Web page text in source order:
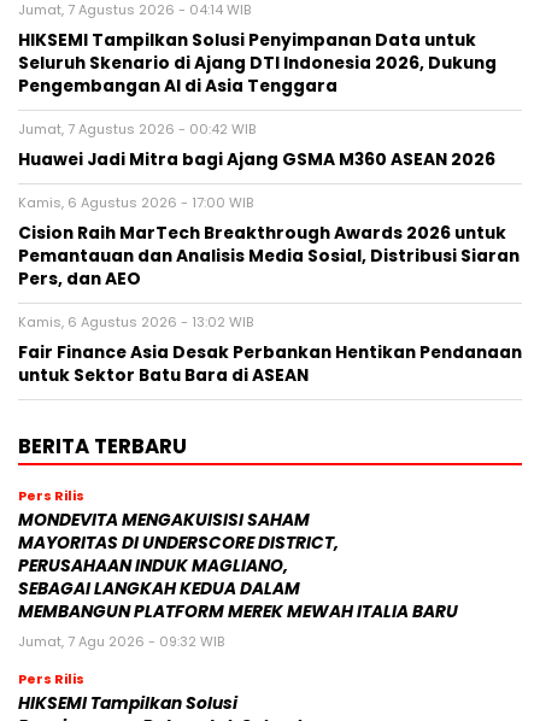
Jumat, 7 Agustus 2026 - 04:14 WIB
HIKSEMI Tampilkan Solusi Penyimpanan Data untuk
Seluruh Skenario di Ajang DTI Indonesia 2026, Dukung
Pengembangan AI di Asia Tenggara
Jumat, 7 Agustus 2026 - 00:42 WIB
Huawei Jadi Mitra bagi Ajang GSMA M360 ASEAN 2026
Kamis, 6 Agustus 2026 - 17:00 WIB
Cision Raih MarTech Breakthrough Awards 2026 untuk
Pemantauan dan Analisis Media Sosial, Distribusi Siaran
Pers, dan AEO
Kamis, 6 Agustus 2026 - 13:02 WIB
Fair Finance Asia Desak Perbankan Hentikan Pendanaan
untuk Sektor Batu Bara di ASEAN
BERITA TERBARU
Pers Rilis
MONDEVITA MENGAKUISISI SAHAM
MAYORITAS DI UNDERSCORE DISTRICT,
PERUSAHAAN INDUK MAGLIANO,
SEBAGAI LANGKAH KEDUA DALAM
MEMBANGUN PLATFORM MEREK MEWAH ITALIA BARU
Jumat, 7 Agu 2026 - 09:32 WIB
Pers Rilis
HIKSEMI Tampilkan Solusi